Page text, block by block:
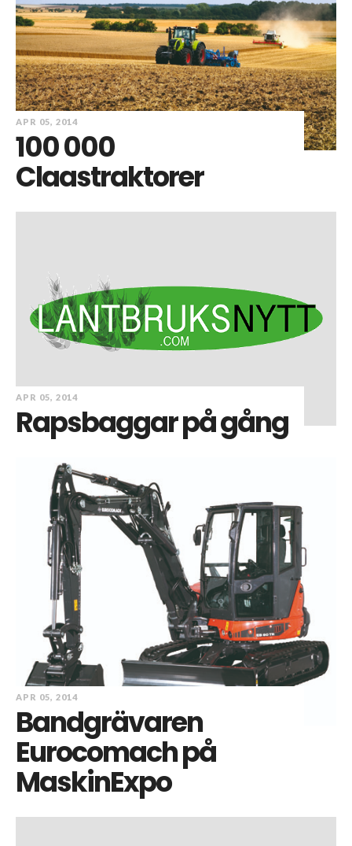
APR 05, 2014
100 000
Claastraktorer
APR 05, 2014
Rapsbaggar på gång
APR 05, 2014
Bandgrävaren
Eurocomach på
MaskinExpo